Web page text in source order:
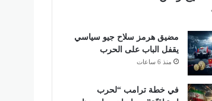
مضيق هرمز سلاح جيو سياسي
يقفل الباب على الحرب
منذ 6 ساعات
في خطة ترامب “لحرب